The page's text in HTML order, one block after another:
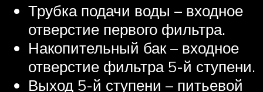
Трубка подачи воды – входное
отверстие первого фильтра.
Накопительный бак – входное
отверстие фильтра 5-й ступени.
Выход 5-й ступени – питьевой